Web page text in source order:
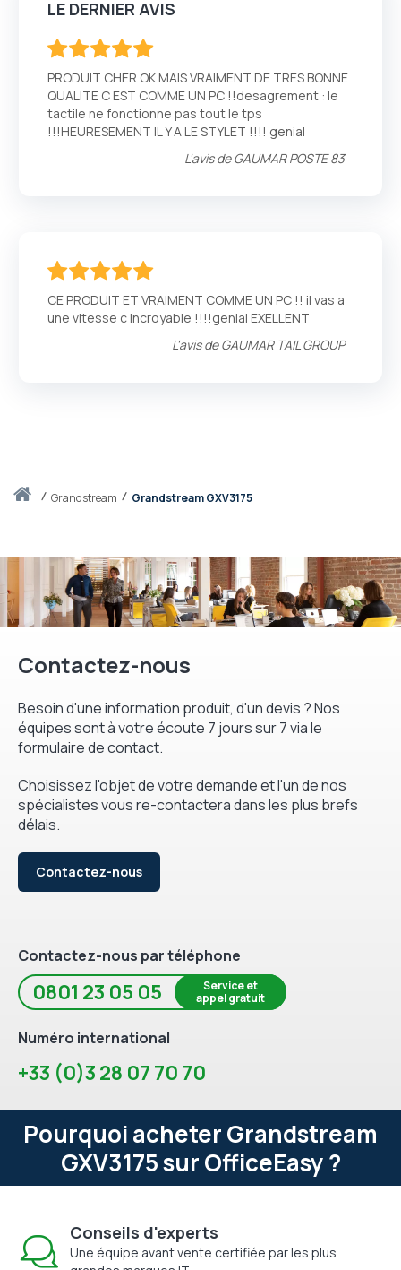
Accueilgrandstream Grandstream GXV3175
LE DERNIER AVIS
PRODUIT CHER OK MAIS VRAIMENT DE TRES BONNE
QUALITE C EST COMME UN PC !!desagrement : le
tactile ne fonctionne pas tout le tps
!!!HEURESEMENT IL Y A LE STYLET !!!! genial
L'avis deGAUMAR POSTE 83
CE PRODUIT ET VRAIMENT COMME UN PC !! il vas a
une vitesse c incroyable !!!!genial EXELLENT
L'avis deGAUMAR TAIL GROUP
Contactez-nous
Besoin d'une information produit, d'un devis ? Nos
équipes sont à votre écoute 7 jours sur 7 via le
formulaire de contact.
Choisissez l'objet de votre demande et l'un de nos
spécialistes vous re-contactera dans les plus brefs
délais.
Contactez-nous
Contactez-nous par téléphone
0801 23 05 05
Service et
appel gratuit
Numéro international
+33 (0)3 28 07 70 70
Pourquoi acheter Grandstream
GXV3175 sur OfficeEasy ?
Conseils d'experts
Une équipe avant vente certifiée par les plus